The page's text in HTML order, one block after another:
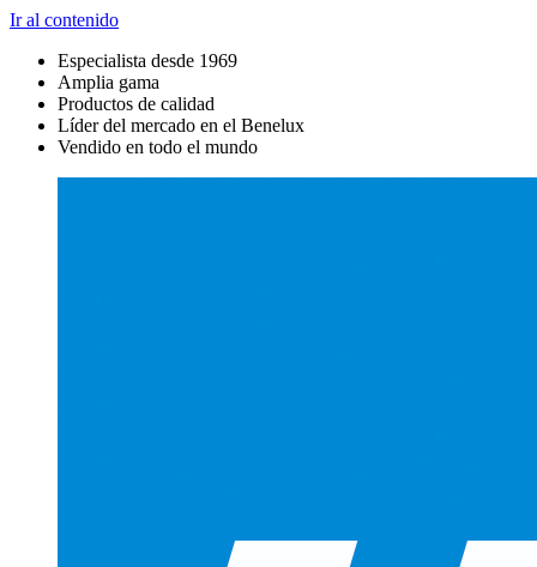
Ir al contenido
Especialista desde 1969
Amplia gama
Productos de calidad
Líder del mercado en el Benelux
Vendido en todo el mundo